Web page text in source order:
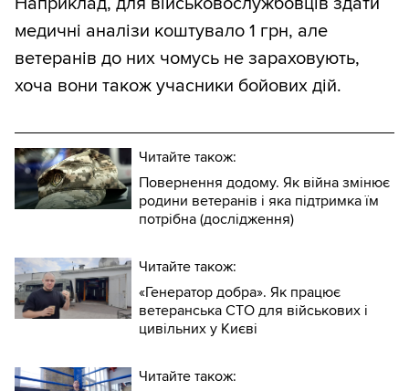
медичні аналізи коштувало 1 грн, але
ветеранів до них чомусь не зараховують,
хоча вони також учасники бойових дій.
Читайте також:
Повернення додому. Як війна змінює
родини ветеранів і яка підтримка їм
потрібна (дослідження)
Читайте також:
«Генератор добра». Як працює
ветеранська СТО для військових і
цивільних у Києві
Читайте також: